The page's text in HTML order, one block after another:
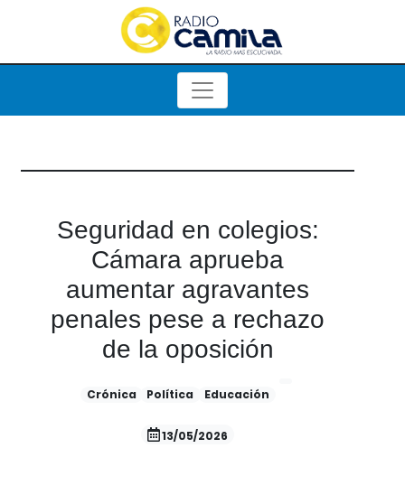
Seguridad en colegios:
Cámara aprueba
aumentar agravantes
penales pese a rechazo
de la oposición
Crónica Política Educación
13/05/2026